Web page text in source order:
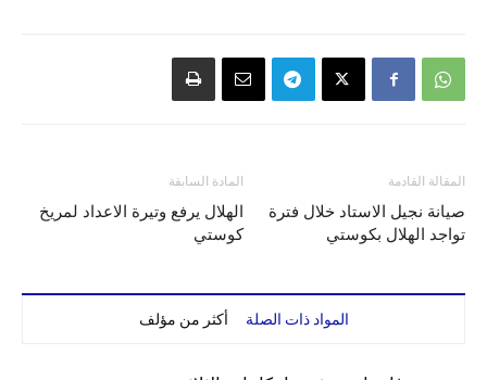
المادة السابقة
الهلال يرفع وتيرة الاعداد لمريخ
كوستي
المقالة القادمة
صيانة نجيل الاستاد خلال فترة
تواجد الهلال بكوستي
المواد ذات الصلة أكثر من مؤلف